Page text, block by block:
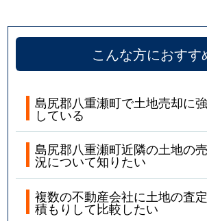
こんな方におすす
島尻郡八重瀬町で土地売却に
している
島尻郡八重瀬町近隣の土地の
況について知りたい
複数の不動産会社に土地の査
積もりして比較したい